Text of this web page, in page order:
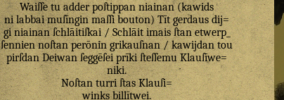
Waiſſe tu adder poſtippan niainan(kawids
ni labbai muſīngin maſſi bouton)Tīt gerdaus dij=
gi niainan ſchlāitiſkai/Schlāit imais ſtan etwerp_
ſennien noſtan perōnin grikauſnan/kawijdan tou
pirſdan Deiwan ſeggēſei prīki ſteſſemu Klauſīwe=
niki.
Noſtan turri ſtas Klauſi=
winks billītwei.